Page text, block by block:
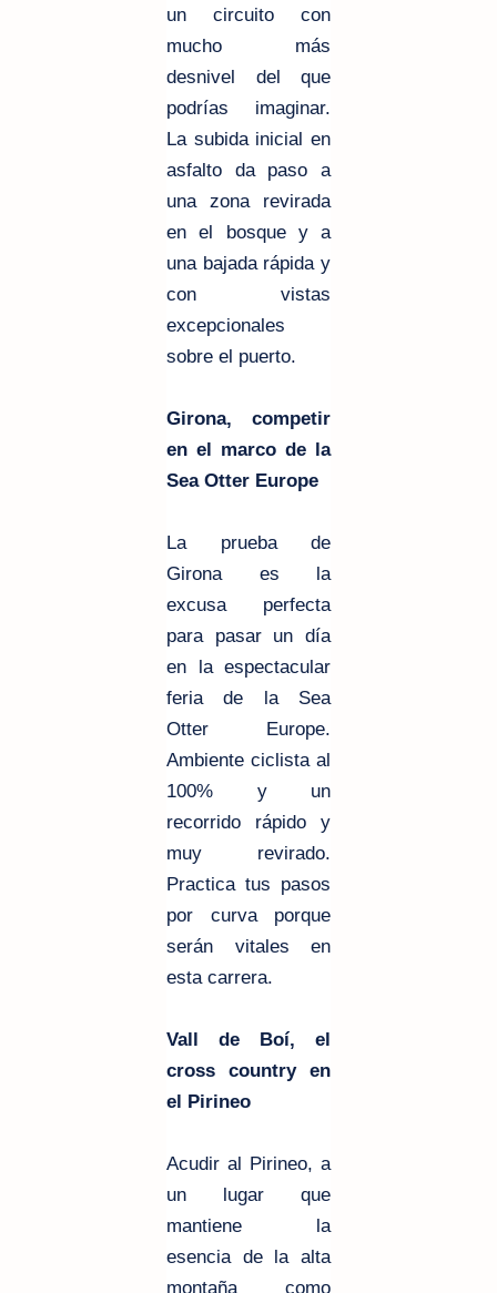
un circuito con
mucho más
desnivel del que
podrías imaginar.
La subida inicial en
asfalto da paso a
una zona revirada
en el bosque y a
una bajada rápida y
con vistas
excepcionales
sobre el puerto.
Girona, competir
en el marco de la
Sea Otter Europe
La prueba de
Girona es la
excusa perfecta
para pasar un día
en la espectacular
feria de la Sea
Otter Europe.
Ambiente ciclista al
100% y un
recorrido rápido y
muy revirado.
Practica tus pasos
por curva porque
serán vitales en
esta carrera.
Vall de Boí, el
cross country en
el Pirineo
Acudir al Pirineo, a
un lugar que
mantiene la
esencia de la alta
montaña como